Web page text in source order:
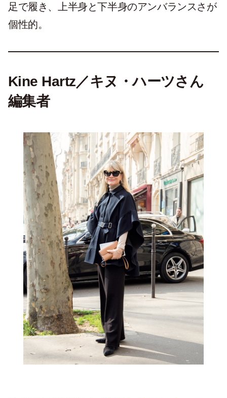
足で履き、上半身と下半身のアンバランスさが
個性的。
Kine Hartz／キヌ・ハーツさん
編集者